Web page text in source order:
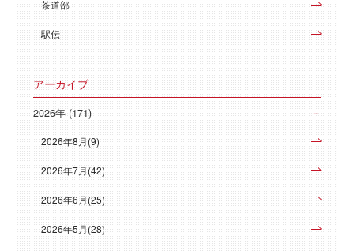
茶道部
駅伝
アーカイブ
2026年 (171)
2026年8月(9)
2026年7月(42)
2026年6月(25)
2026年5月(28)